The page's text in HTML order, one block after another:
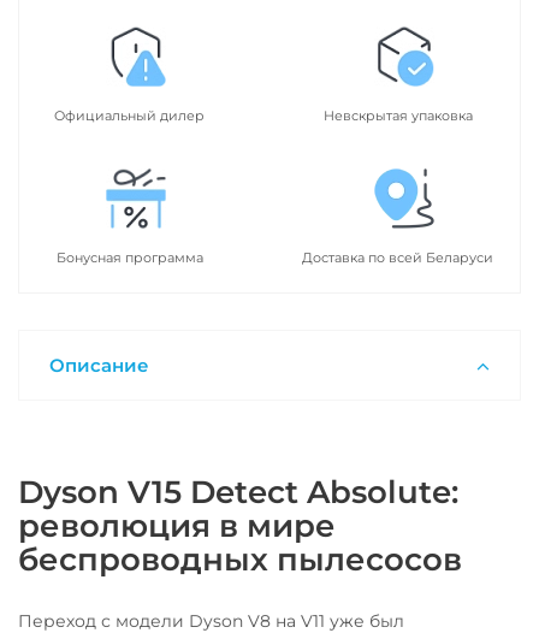
Официальный дилер Невскрытая упаковка
Бонусная программа Доставка по всей Беларуси
Описание
Dyson V15 Detect Absolute:
революция в мире
беспроводных пылесосов
Переход с модели Dyson V8 на V11 уже был